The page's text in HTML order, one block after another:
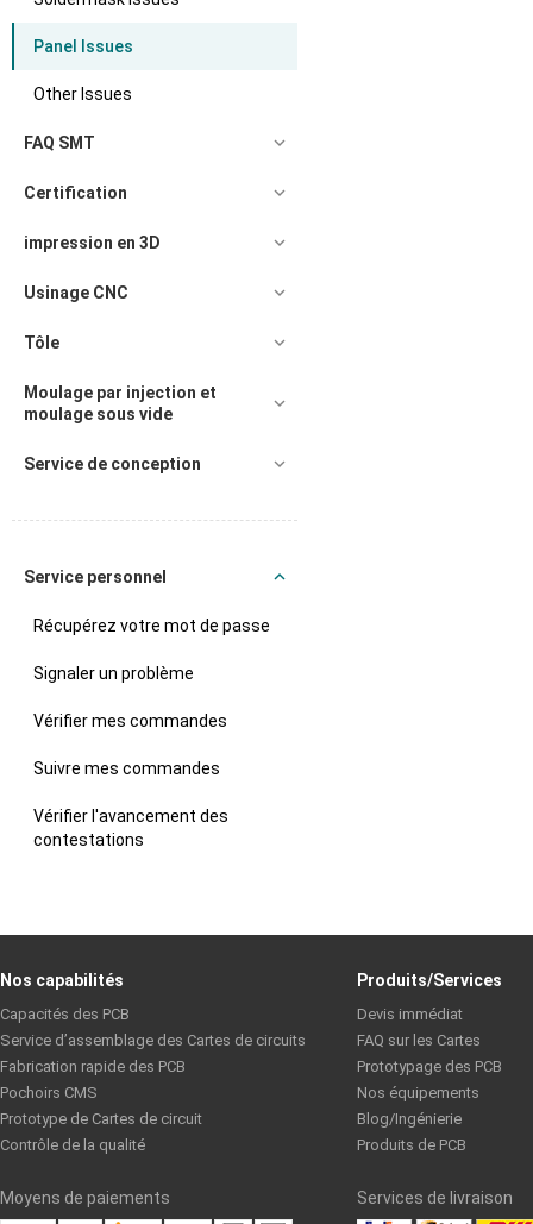
Panel Issues
Other Issues
FAQ SMT
Certification
impression en 3D
Usinage CNC
Tôle
Moulage par injection et
moulage sous vide
Service de conception
Service personnel
Récupérez votre mot de passe
Signaler un problème
Vérifier mes commandes
Suivre mes commandes
Vérifier l'avancement des
contestations
Nos capabilités
Capacités des PCB
Service d’assemblage des Cartes de circuits
Fabrication rapide des PCB
Pochoirs CMS
Prototype de Cartes de circuit
Contrôle de la qualité
Produits/Services
Devis immédiat
FAQ sur les Cartes
Prototypage des PCB
Nos équipements
Blog/Ingénierie
Produits de PCB
Moyens de paiements Services de livraison